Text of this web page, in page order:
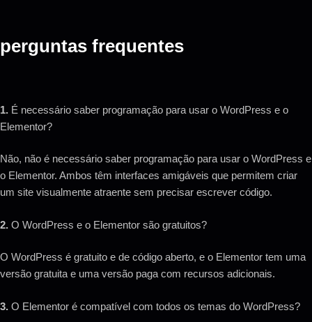
perguntas frequentes
1. É necessário saber programação para usar o WordPress e o
Elementor?
Não, não é necessário saber programação para usar o WordPress e
o Elementor. Ambos têm interfaces amigáveis ​​que permitem criar
um site visualmente atraente sem precisar escrever código.
2. O WordPress e o Elementor são gratuitos?
O WordPress é gratuito e de código aberto, e o Elementor tem uma
versão gratuita e uma versão paga com recursos adicionais.
3. O Elementor é compatível com todos os temas do WordPress?